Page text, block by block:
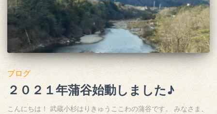
ブログ
２０２１年蒲谷始動しました♪
こんにちは！ 武蔵小杉はりきゅうここわの蒲谷です。 みなさま、